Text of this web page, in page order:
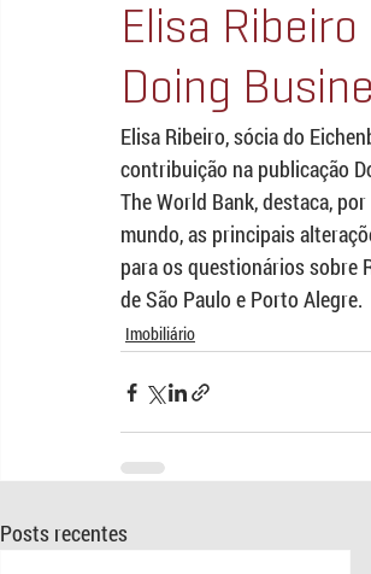
Elisa
Doing
Elisa Ribeiro, sócia do
contribuição na publicação
The World Bank, destaca,
mundo, as principais
para os questionários sobre
de São Paulo e Porto Alegre.
Imobiliário
Posts recentes